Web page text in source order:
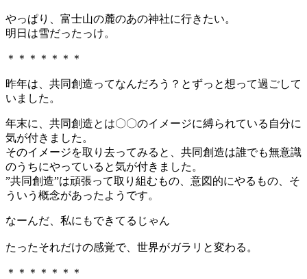
やっぱり、富士山の麓のあの神社に行きたい。
明日は雪だったっけ。
＊＊＊＊＊＊＊
昨年は、共同創造ってなんだろう？とずっと想って過ごして
いました。
年末に、共同創造とは〇〇のイメージに縛られている自分に
気が付きました。
そのイメージを取り去ってみると、共同創造は誰でも無意識
のうちにやっていると気が付きました。
”共同創造”は頑張って取り組むもの、意図的にやるもの、そ
ういう概念があったようです。
なーんだ、私にもできてるじゃん
たったそれだけの感覚で、世界がガラリと変わる。
＊＊＊＊＊＊＊